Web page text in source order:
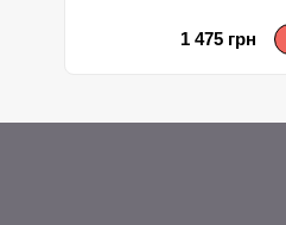
1 475 грн